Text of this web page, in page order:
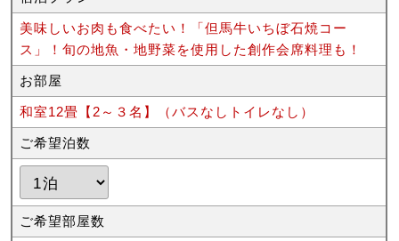
美味しいお肉も食べたい！「但馬牛いちぼ石焼コー
ス」！旬の地魚・地野菜を使用した創作会席料理も！
お部屋
和室12畳【2～３名】（バスなしトイレなし）
ご希望泊数
ご希望部屋数